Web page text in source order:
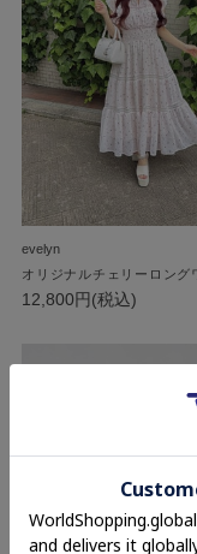
evelyn
オリジナルチェリーロング
12,800円(税込)